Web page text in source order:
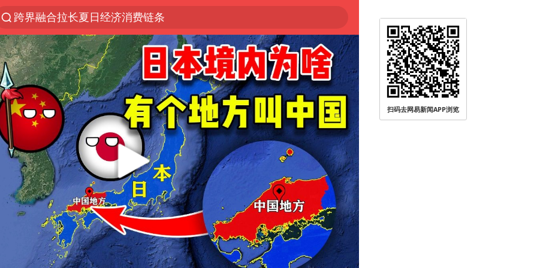
跨界融合拉长夏日经济消费链条
白海豚预计将在浙江苍南到三门一带登陆
今日15时起福州地铁高架区段停运
国足U17与阿森纳决赛取消 并列冠军
王艺迪2-4不敌张本美和止步4强
上海有出现龙卷潜势
白海豚5次眼壁置换
王艺迪无缘横滨赛决赛
2025年小学教师减少13.19万
《披荆斩棘》阵容官宣
白海豚或提早3小时登陆
扫码去网易新闻APP浏览